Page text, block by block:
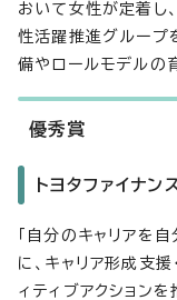
おいて女性が定着し
性活躍推進グループ
備やロールモデルの
優秀賞
トヨタファイナン
「自分のキャリアを
に、キャリア形成支
ィティブアクション